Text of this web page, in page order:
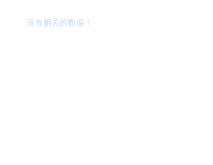
没有相关的数据！